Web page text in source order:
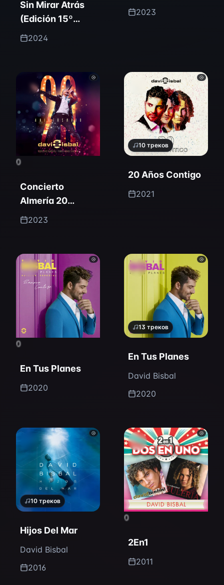
Sin Mirar Atrás
(Edición 15º
Aniversario)
2024
2023
0
Concierto
Almería 20
Aniversario
2023
10 треков
20 Años Contigo
2021
0
En Tus Planes
2020
13 треков
En Tus Planes
David Bisbal
2020
10 треков
Hijos Del Mar
David Bisbal
2016
0
2En1
2011